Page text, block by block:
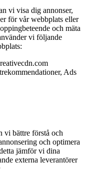
vi visa dig annonser,
för vår webbplats eller
och mäta
vi följande
Ads
vi bättre förstå och
och optimera
jämför vi dina
externa leverantörer